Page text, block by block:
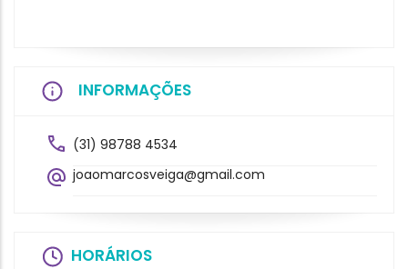
INFORMAÇÕES
(31) 98788 4534
joaomarcosveiga@gmail.com
HORÁRIOS